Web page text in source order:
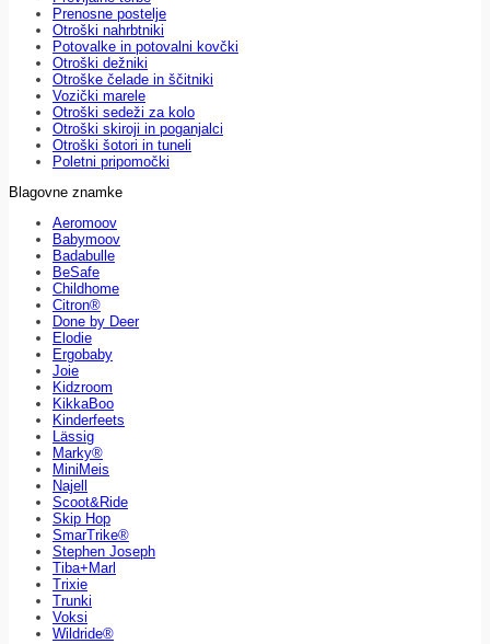
Prenosne postelje
Otroški nahrbtniki
Potovalke in potovalni kovčki
Otroški dežniki
Otroške čelade in ščitniki
Vozički marele
Otroški sedeži za kolo
Otroški skiroji in poganjalci
Otroški šotori in tuneli
Poletni pripomočki
Blagovne znamke
Aeromoov
Babymoov
Badabulle
BeSafe
Childhome
Citron®
Done by Deer
Elodie
Ergobaby
Joie
Kidzroom
KikkaBoo
Kinderfeets
Lässig
Marky®
MiniMeis
Najell
Scoot&Ride
Skip Hop
SmarTrike®
Stephen Joseph
Tiba+Marl
Trixie
Trunki
Voksi
Wildride®